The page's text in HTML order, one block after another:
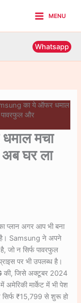
Menu
MENU
Whatsapp
का ये ऑफर धमाल
पावरफुल और
मचा
घर ला
प्लान अगर आप भी बना
है। Samsung ने अपने
जो न सिर्फ पावरफुल
पर भी उपलब्ध है।
की, जिसे अक्टूबर 2024
अमेरिकी मार्केट में भी पेश
सिर्फ ₹15,799 से शुरू हो